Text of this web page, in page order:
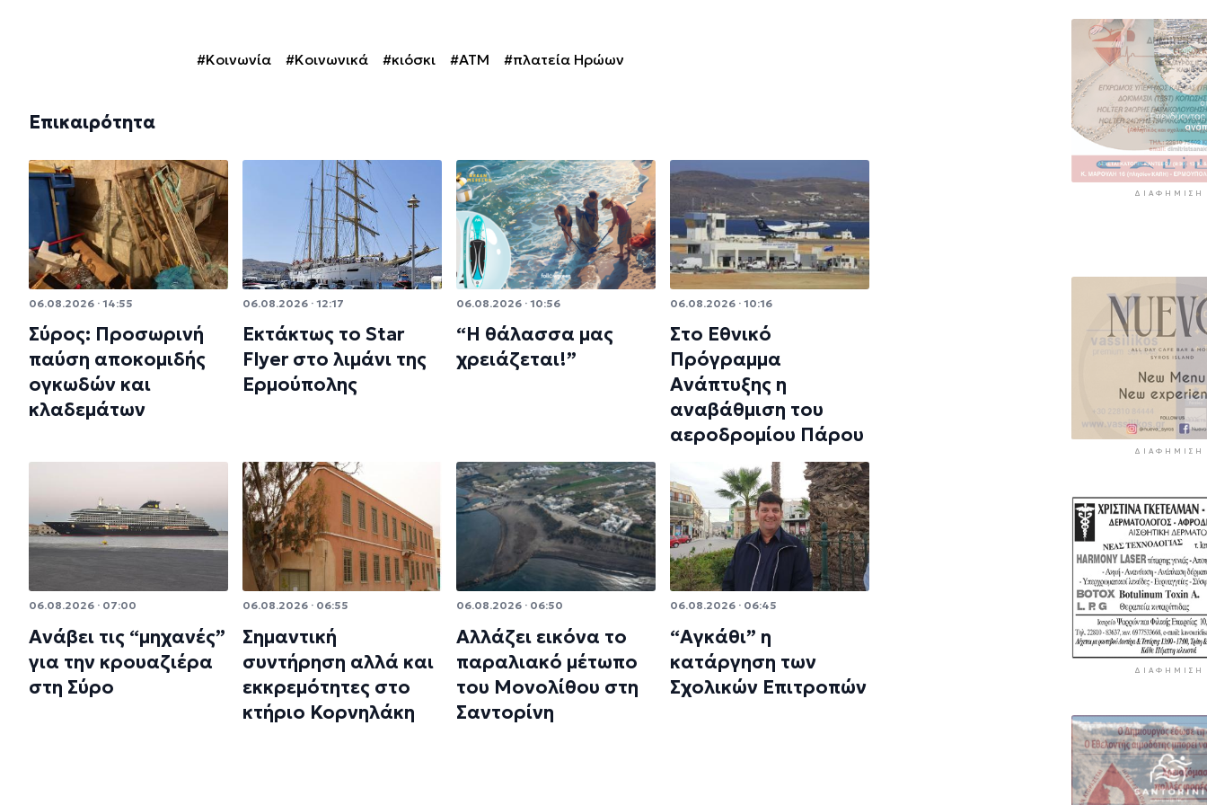
#Κοινωνία #Κοινωνικά #κιόσκι #ΑΤΜ #πλατεία Ηρώων
Επικαιρότητα
06.08.2026 · 14:55
Σύρος: Προσωρινή
παύση αποκομιδής
ογκωδών και
κλαδεμάτων
06.08.2026 · 12:17
Εκτάκτως το Star
Flyer στο λιμάνι της
Ερμούπολης
06.08.2026 · 10:56
“Η θάλασσα μας
χρειάζεται!”
06.08.2026 · 10:16
Στο Εθνικό
Πρόγραμμα
Ανάπτυξης η
αναβάθμιση του
αεροδρομίου Πάρου
06.08.2026 · 07:00
Ανάβει τις “μηχανές”
για την κρουαζιέρα
στη Σύρο
06.08.2026 · 06:55
Σημαντική
συντήρηση αλλά και
εκκρεμότητες στο
κτήριο Κορνηλάκη
06.08.2026 · 06:50
Αλλάζει εικόνα το
παραλιακό μέτωπο
του Μονολίθου στη
Σαντορίνη
06.08.2026 · 06:45
“Αγκάθι” η
κατάργηση των
Σχολικών Επιτροπών
ΔΙΑΦΉΜΙΣΗ
ΔΙΑΦΉΜΙΣΗ
ΔΙΑΦΉΜΙΣΗ